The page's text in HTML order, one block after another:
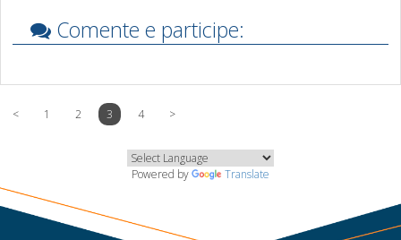
Comente e participe:
< 1 2 3 4 >
Powered by Translate